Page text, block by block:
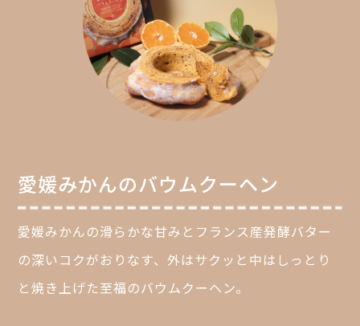
愛媛みかんのバウムクーヘン
愛媛みかんの滑らかな甘みとフランス産発酵バター
の深いコクがおりなす、外はサクッと中はしっとり
と焼き上げた至福のバウムクーヘン。